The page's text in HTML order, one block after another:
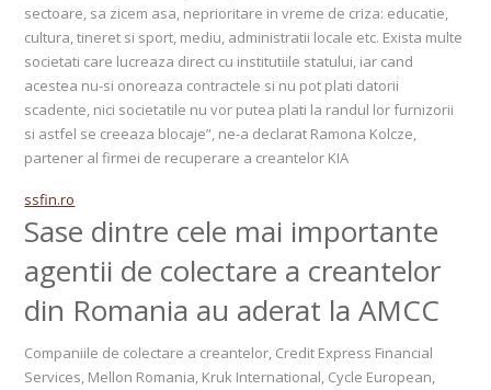
sectoare, sa zicem asa, neprioritare in vreme de criza: educatie,
cultura, tineret si sport, mediu, administratii locale etc. Exista multe
societati care lucreaza direct cu institutiile statului, iar cand
acestea nu-si onoreaza contractele si nu pot plati datorii
scadente, nici societatile nu vor putea plati la randul lor furnizorii
si astfel se creeaza blocaje”, ne-a declarat Ramona Kolcze,
partener al firmei de recuperare a creantelor KIA
ssfin.ro
Sase dintre cele mai importante
agentii de colectare a creantelor
din Romania au aderat la AMCC
Companiile de colectare a creantelor, Credit Express Financial
Services, Mellon Romania, Kruk International, Cycle European,